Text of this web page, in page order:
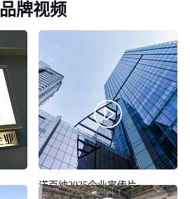
品牌视频
诺百纳2025企业宣传片